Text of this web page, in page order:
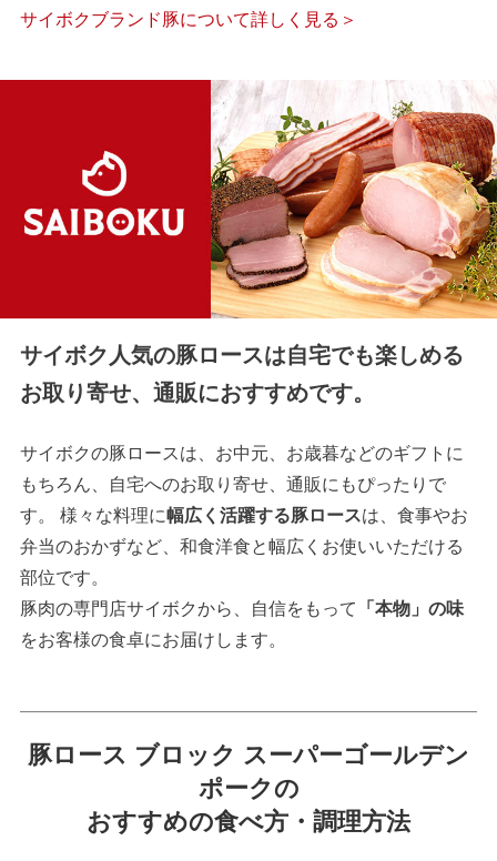
サイボクブランド豚について詳しく見る＞
サイボク人気の豚ロースは自宅でも楽しめる
お取り寄せ、通販におすすめです。
サイボクの豚ロースは、お中元、お歳暮などのギフトに
もちろん、自宅へのお取り寄せ、通販にもぴったりで
す。 様々な料理に幅広く活躍する豚ロースは、食事やお
弁当のおかずなど、和食洋食と幅広くお使いいただける
部位です。
豚肉の専門店サイボクから、自信をもって
「本物」の味
をお客様の食卓にお届けします。
豚ロース ブロック スーパーゴールデン
ポークの
おすすめの食べ方・調理方法